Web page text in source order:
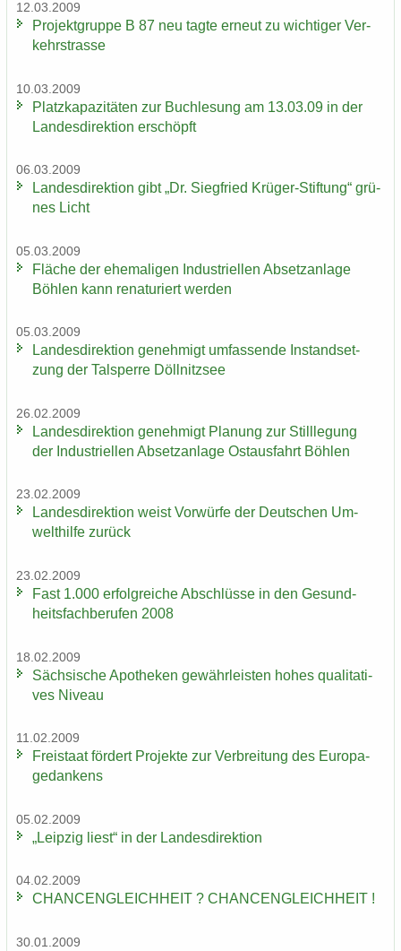
12.03.2009
Pro­jekt­grup­pe B 87 neu tagte er­neut zu wich­ti­ger Ver­
kehrs­tras­se
10.03.2009
Platz­ka­pa­zi­tä­ten zur Buch­le­sung am 13.03.09 in der
Lan­des­di­rek­ti­on er­schöpft
06.03.2009
Lan­des­di­rek­ti­on gibt „Dr. Sieg­fried Krüger-​Stiftung“ grü­
nes Licht
05.03.2009
Flä­che der ehe­ma­li­gen In­dus­tri­el­len Ab­setz­an­la­ge
Böh­len kann re­na­tu­riert wer­den
05.03.2009
Lan­des­di­rek­ti­on ge­neh­migt um­fas­sen­de In­stand­set­
zung der Tal­sper­re Döll­nitz­see
26.02.2009
Lan­des­di­rek­ti­on ge­neh­migt Pla­nung zur Still­le­gung
der In­dus­tri­el­len Ab­setz­an­la­ge Ost­aus­fahrt Böh­len
23.02.2009
Lan­des­di­rek­ti­on weist Vor­wür­fe der Deut­schen Um­
welt­hil­fe zu­rück
23.02.2009
Fast 1.000 er­folg­rei­che Ab­schlüs­se in den Ge­sund­
heits­fach­be­ru­fen 2008
18.02.2009
Säch­si­sche Apo­the­ken ge­währ­leis­ten hohes qua­li­ta­ti­
ves Ni­veau
11.02.2009
Frei­staat för­dert Pro­jek­te zur Ver­brei­tung des Eu­ro­pa­
ge­dan­kens
05.02.2009
„Leip­zig liest“ in der Lan­des­di­rek­ti­on
04.02.2009
CHAN­CEN­GLEICH­HEIT ? CHAN­CEN­GLEICH­HEIT !
30.01.2009